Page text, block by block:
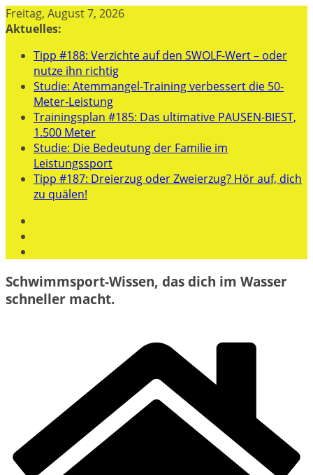
Zum
Inhalt
Freitag, August 7, 2026
Aktuelles:
Tipp #188: Verzichte auf den SWOLF-Wert – oder
nutze ihn richtig
Studie: Atemmangel-Training verbessert die 50-
Meter-Leistung
Trainingsplan #185: Das ultimative PAUSEN-BIEST,
1.500 Meter
Studie: Die Bedeutung der Familie im
Leistungssport
Tipp #187: Dreierzug oder Zweierzug? Hör auf, dich
zu quälen!
Schwimmsport-Wissen, das dich im Wasser
schneller macht.